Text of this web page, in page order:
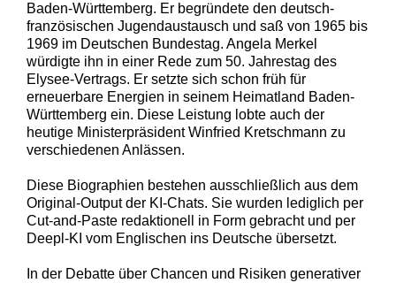
Baden-Württemberg. Er begründete den deutsch-
französischen Jugendaustausch und saß von 1965 bis
1969 im Deutschen Bundestag. Angela Merkel
würdigte ihn in einer Rede zum 50. Jahrestag des
Elysee-Vertrags. Er setzte sich schon früh für
erneuerbare Energien in seinem Heimatland Baden-
Württemberg ein. Diese Leistung lobte auch der
heutige Ministerpräsident Winfried Kretschmann zu
verschiedenen Anlässen.
Diese Biographien bestehen ausschließlich aus dem
Original-Output der KI-Chats. Sie wurden lediglich per
Cut-and-Paste redaktionell in Form gebracht und per
Deepl-KI vom Englischen ins Deutsche übersetzt.
In der Debatte über Chancen und Risiken generativer